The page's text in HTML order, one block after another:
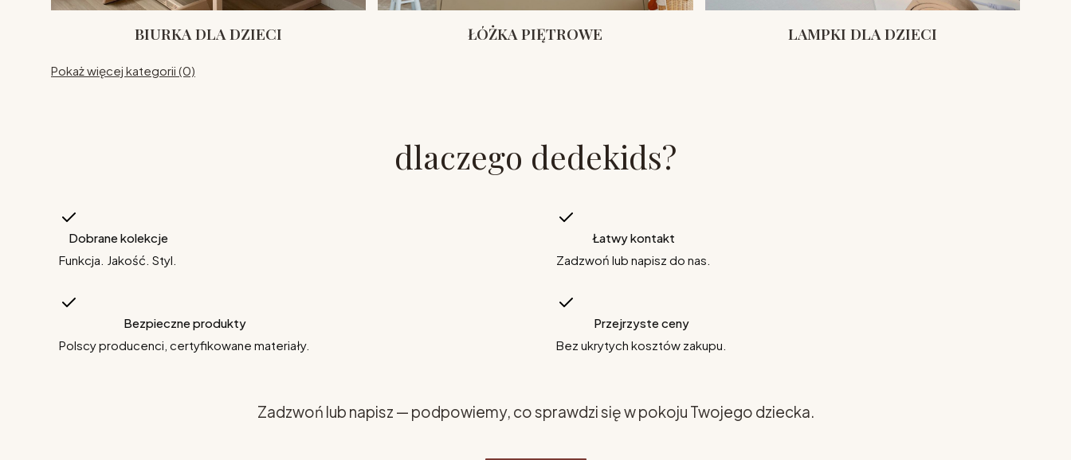
BIURKA DLA DZIECI ŁÓŻKA PIĘTROWE LAMPKI DLA DZIECI
Pokaż więcej kategorii (0)
dlaczego dedekids?
Dobrane kolekcje
Funkcja. Jakość. Styl.
Łatwy kontakt
Zadzwoń lub napisz do nas.
Bezpieczne produkty
Polscy producenci, certyfikowane materiały.
Przejrzyste ceny
Bez ukrytych kosztów zakupu.
Zadzwoń lub napisz — podpowiemy, co sprawdzi się w pokoju Twojego dziecka.